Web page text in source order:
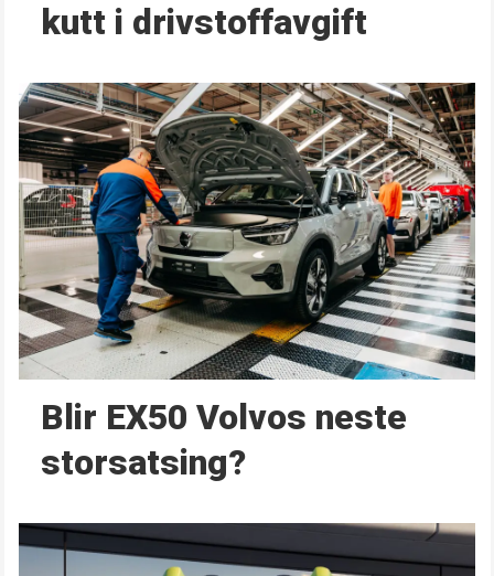
kutt i drivstoffavgift
Blir EX50 Volvos neste
storsatsing?